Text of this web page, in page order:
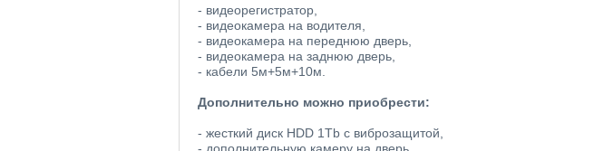
- видеорегистратор,
- видеокамера на водителя,
- видеокамера на переднюю дверь,
- видеокамера на заднюю дверь,
- кабели 5м+5м+10м.
Дополнительно можно приобрести:
- жесткий диск HDD 1Tb с виброзащитой,